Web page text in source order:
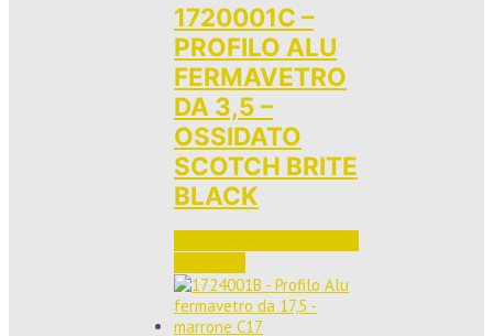
1720001C –
PROFILO ALU
FERMAVETRO
DA 3,5 –
OSSIDATO
SCOTCH BRITE
BLACK